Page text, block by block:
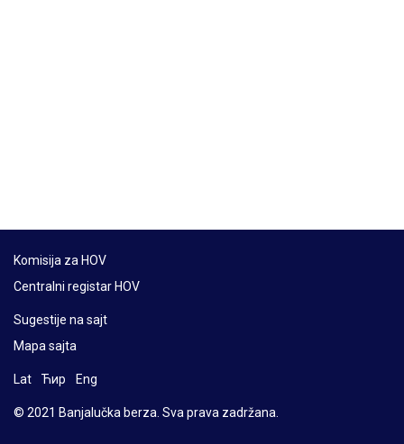
Komisija za HOV
Centralni registar HOV
Sugestije na sajt
Mapa sajta
Lat Ћир Eng
© 2021 Banjalučka berza. Sva prava zadržana.